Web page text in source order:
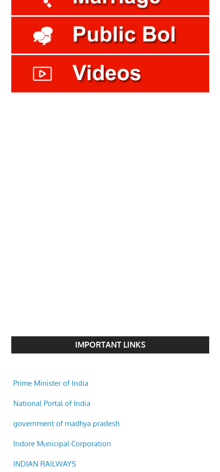
IMPORTANT LINKS
National Portal of India
government of madhya pradesh
Indore Municipal Corporation
INDIAN RAILWAYS